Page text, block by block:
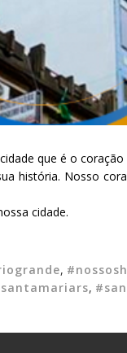
que é o coração
história. Nosso
cidade.
,
,